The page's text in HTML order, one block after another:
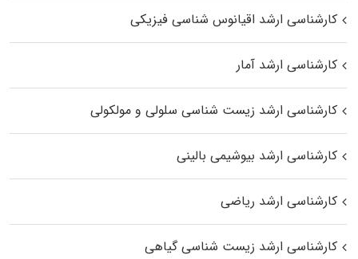
کارشناسی ارشد اقیانوس‌ شناسی فیزیکی
کارشناسی ارشد آمار
کارشناسی ارشد زیست شناسی سلولی و مولکولی
کارشناسی ارشد بیوشیمی بالینی
کارشناسی ارشد ریاضی
کارشناسی ارشد زیست‌ شناسی گیاهی